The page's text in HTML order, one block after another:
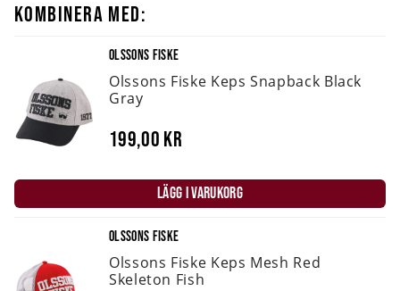
KOMBINERA MED:
OLSSONS FISKE
Olssons Fiske Keps Snapback Black
Gray
199,00 kr
LÄGG I VARUKORG
OLSSONS FISKE
Olssons Fiske Keps Mesh Red
Skeleton Fish